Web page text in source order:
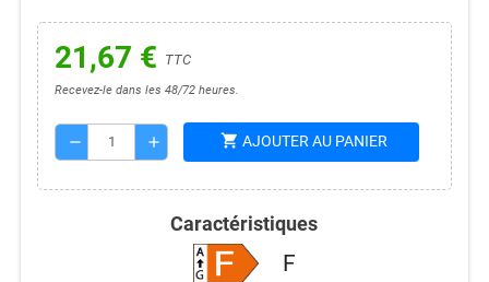
21,67 € TTC
Recevez-le dans les 48/72 heures.
remove add shopping_cart AJOUTER AU PANIER
Caractéristiques
F